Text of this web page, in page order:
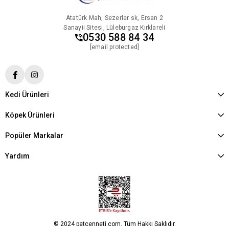
Atatürk Mah, Sezerler sk, Ersan 2
Sanayii Sitesi, Lüleburgaz Kırklareli
0530 588 84 34
[email protected]
Kedi Ürünleri
Köpek Ürünleri
Popüler Markalar
Yardım
© 2024 petcenneti.com. Tüm Hakkı Saklıdır.